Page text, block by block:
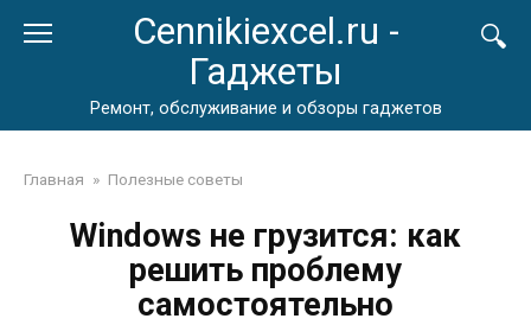
Cennikiexcel.ru -
Гаджеты
Ремонт, обслуживание и обзоры гаджетов
Главная » Полезные советы
Windows не грузится: как
решить проблему
самостоятельно